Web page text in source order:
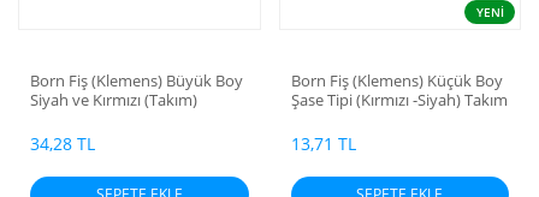
Born Fiş (Klemens) Büyük Boy
Siyah ve Kırmızı (Takım)
34,28 TL
YENİ
Born Fiş (Klemens) Küçük Boy
Şase Tipi (Kırmızı -Siyah) Takım
13,71 TL